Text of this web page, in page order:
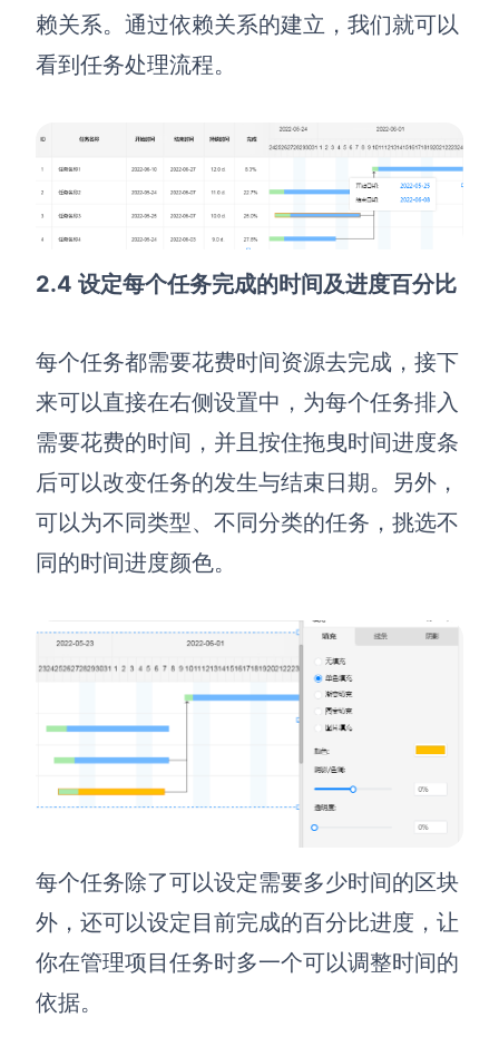
赖关系。通过依赖关系的建立，我们就可以
看到任务处理流程。
2.4 设定每个任务完成的时间及进度百分比
每个任务都需要花费时间资源去完成，接下
来可以直接在右侧设置中 ， 为每个任务排入
需要花费的时间，并且按住拖曳时间进度条
后可以改变任务的发生与结束日期。另外，
可以为不同类型、不同分类的任务，挑选不
同的时间进度颜色。
每个任务除了可以设定需要多少时间的区块
外，还可以设定目前完成的百分比进度，让
你在管理项目任务时多一个可以调整时间的
依据。